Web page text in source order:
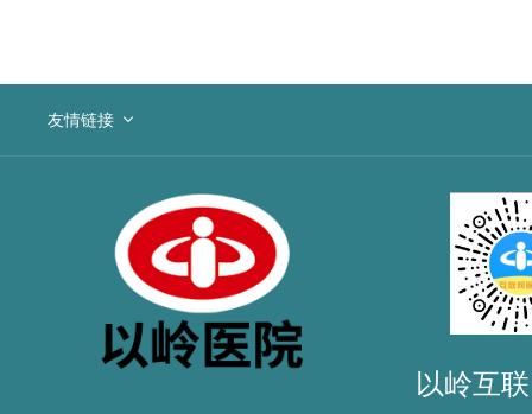
友情链接
以岭互